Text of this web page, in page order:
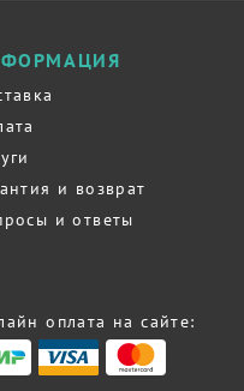
и возврат
и ответы
оплата на сайте: